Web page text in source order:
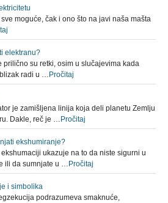
moguće, čak i ono što na javi naša mašta
elektranu?
prilično su retki, osim u slučajevima kada
radi u … Pročitaj
je zamišljena linija koja deli planetu Zemlju
Dakle, reč je … Pročitaj
ekshumiranje?
ukazuje na to da niste sigurni u
ili da sumnjate u … Pročitaj
i simbolika
podrazumeva smaknuće,